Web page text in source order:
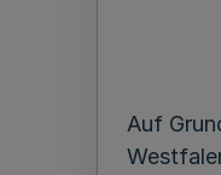
Auf